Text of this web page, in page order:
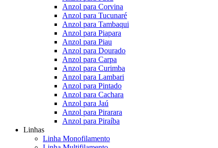
Anzol para Corvina
Anzol para Tucunaré
Anzol para Tambaqui
Anzol para Piapara
Anzol para Piau
Anzol para Dourado
Anzol para Carpa
Anzol para Curimba
Anzol para Lambari
Anzol para Pintado
Anzol para Cachara
Anzol para Jaú
Anzol para Pirarara
Anzol para Piraíba
Linhas
Linha Monofilamento